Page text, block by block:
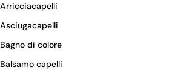
Arricciacapelli
Asciugacapelli
Bagno di colore
Balsamo capelli